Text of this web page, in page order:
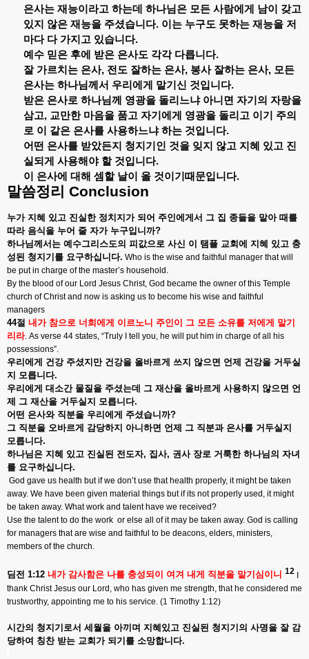
은사는 재능이라고 하는데 하나님은 모든 사람에게 남이
갖고
있지
않은 재능을 주셨습니다. 이는 누구도 못하는 재능을 저
마다 다 가지고 있습니다.
예수 믿은 후에 받은 은사도 각각 다릅니다.
잘 가르치는 은사, 전도 잘하는 은사, 봉사 잘하는 은사, 모든
은사는 하나님께서 우리에게 맡기신 것입니다.
받은 은사로 하나님께 영광을 돌리느냐 아니면 자기의 자랑을
삼고, 교만한 마음을 품고 자기에게 영광을 돌리고 이기
주의
로 이 같은 은사를 사용하느냐 하는 것입니다.
어떤 은사를 받았든지 청지기인 것을 잊지 않고 지혜 있고 진
실되게
사용해야 할 것입니다.
이
은사에 대해 셈할 날이 올 것이기때문입니다.
말씀정리 Conclusion
누가 지혜 있고 진실한 정치지가 되어 주인에게서 그 집 종들을 맡아 때를
따라 음식을 누어 줄 자가 누구입니까?
하나님께서는 예수그리스도의 피값으로 사신 이 탬플 교회에 지혜 있고 충
성된 청지기를 요구하십니다. Who is the wise and faithful manager that will
be put in charge of the master’s household.
By the blood of our Lord Jesus Christ, God became the owner of this Temple
church of Christ and now is asking us to become his wise and faithful
managers
44절 내가 참으로 너희에게 이르노니 주인이 그 모든 소유를 저에게 맡기
리라. As verse 44 states, “Truly I tell you, he will put him in charge of all his
possessions”.
우리에게 건강 주셨지만 건강을 올바르게 쓰지 않으면 언제 건강을 거두실
지 모릅니다.
우리에게 대소간 물질을 주셨는데 그 재산을 올바르게 사용하지 않으면 언
제 그 재산을 거두실지 모릅니다.
어떤 은사와 직분을 우리에게 주셨습니까?
그 직분을 오바르게 감당하지 아니하면 언제 그 직분과 은사를 거두실지
모릅니다.
하나님은 지혜 있고 진실된 전도자, 집사, 권사 장로 거룩한 하나님의 자녀
를 요구하십니다.
God gave us health but if we don’t use that health properly, it might be taken
away. We have been given material things but if its not properly used, it might
be taken away. What work and talent have we received?
Use the talent to do the work or else all of it may be taken away. God is calling
for managers that are wise and faithful to be deacons, elders, ministers,
members of the church.
딤전 1:12 내가 감사함은 나를 충성되이 여겨 내게 직분을 맡기심이니 12 I
thank Christ Jesus our Lord, who has given me strength, that he considered me
trustworthy, appointing me to his service. (1 Timothy 1:12)
시간의 청지기로서 세월을 아끼며 지혜있고 진실된 청지기의 사명을 잘 감
당하여 칭찬 받는 교회가 되기를 소망합니다.